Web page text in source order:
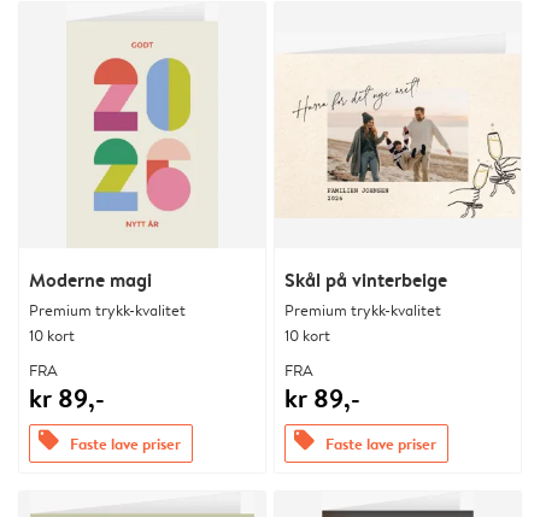
Moderne magi
Premium trykk-kvalitet
10 kort
FRA
kr 89,-
offers Faste lave priser
Skål på vinterbeige
Premium trykk-kvalitet
10 kort
FRA
kr 89,-
offers Faste lave priser